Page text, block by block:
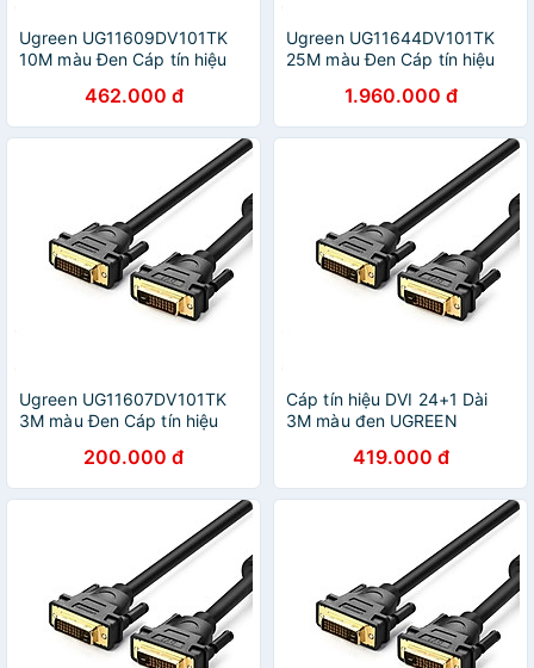
Ugreen UG11609DV101TK
10M màu Đen Cáp tín hiệu
462.000 đ
Ugreen UG11644DV101TK
25M màu Đen Cáp tín hiệu
1.960.000 đ
Ugreen UG11607DV101TK
3M màu Đen Cáp tín hiệu
200.000 đ
Cáp tín hiệu DVI 24+1 Dài
3M màu đen UGREEN
419.000 đ